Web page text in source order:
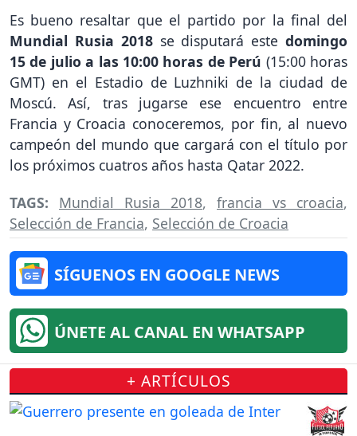
Es bueno resaltar que el partido por la final del
Mundial Rusia 2018se disputará estedomingo
15 de julio a las 10:00 horas de Perú (15:00 horas
GMT) en el Estadio de Luzhniki de la ciudad de
Moscú. Así, tras jugarse ese encuentro entre
Francia y Croacia conoceremos, por fin, al nuevo
campeón del mundo que cargará con el título por
los próximos cuatros años hasta Qatar 2022.
TAGS: Mundial Rusia 2018, francia vs croacia,
Selección de Francia, Selección de Croacia
SÍGUENOS EN GOOGLE NEWS
ÚNETE AL CANAL EN WHATSAPP
+ ARTÍCULOS